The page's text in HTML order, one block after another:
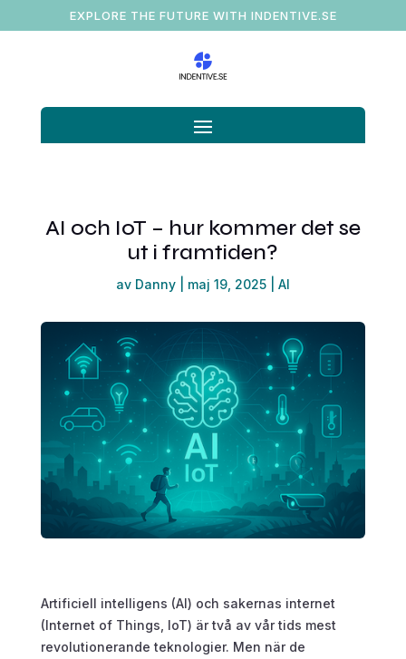
EXPLORE THE FUTURE WITH INDENTIVE.SE
AI och IoT – hur kommer det se
ut i framtiden?
av Danny| maj 19, 2025| AI
Artificiell intelligens (AI) och sakernas internet
(Internet of Things, IoT) är två av vår tids mest
revolutionerande teknologier. Men när de